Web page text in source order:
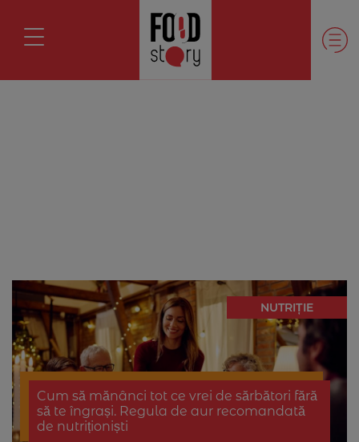
NUTRIȚIE
Cum să mănânci tot ce vrei de sărbători fără
să te îngrași. Regula de aur recomandată
de nutriționiști